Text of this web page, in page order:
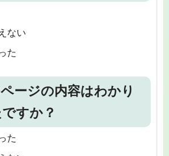
ない
た
ージの内容はわかり
すか？
た